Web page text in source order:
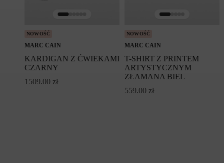
NOWOŚĆ
MARC CAIN
KARDIGAN Z ĆWIEKAMI
CZARNY
1509.00 zł
NOWOŚĆ
MARC CAIN
T-SHIRT Z PRINTEM
ARTYSTYCZNYM
ZŁAMANA BIEL
559.00 zł